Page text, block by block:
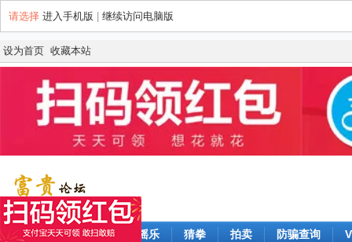
请选择 进入手机版 继续访问电脑版
设为首页 收藏本站
论坛 签到 每日摇摇乐 猜拳 拍卖 防骗查询